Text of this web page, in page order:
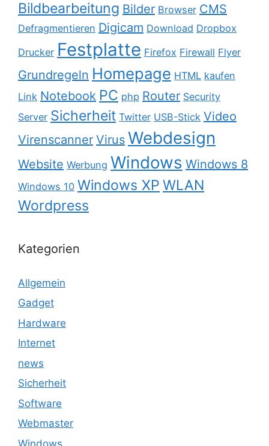
Bildbearbeitung Bilder Browser CMS
Defragmentieren Digicam Download Dropbox
Drucker Festplatte Firefox Firewall Flyer
Grundregeln Homepage HTML kaufen
Link Notebook PC php Router Security
Server Sicherheit Twitter USB-Stick Video
Virenscanner Virus Webdesign
Website Werbung Windows Windows 8
Windows 10 Windows XP WLAN
Wordpress
Kategorien
Allgemein
Gadget
Hardware
Internet
news
Sicherheit
Software
Webmaster
Windows